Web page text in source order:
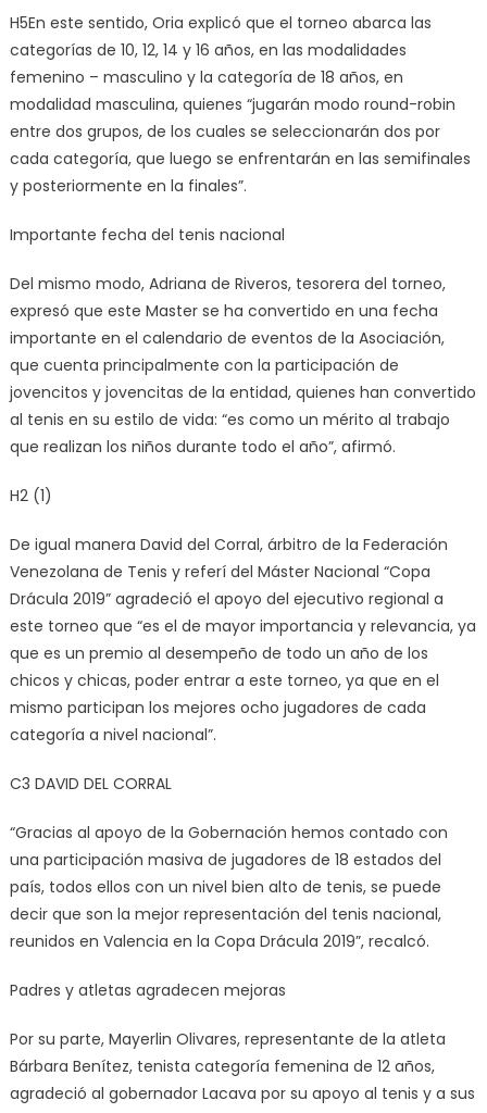
H5En este sentido, Oria explicó que el torneo abarca las
categorías de 10, 12, 14 y 16 años, en las modalidades
femenino – masculino y la categoría de 18 años, en
modalidad masculina, quienes “jugarán modo round-robin
entre dos grupos, de los cuales se seleccionarán dos por
cada categoría, que luego se enfrentarán en las semifinales
y posteriormente en la finales”.
Importante fecha del tenis nacional
Del mismo modo, Adriana de Riveros, tesorera del torneo,
expresó que este Master se ha convertido en una fecha
importante en el calendario de eventos de la Asociación,
que cuenta principalmente con la participación de
jovencitos y jovencitas de la entidad, quienes han convertido
al tenis en su estilo de vida: “es como un mérito al trabajo
que realizan los niños durante todo el año”, afirmó.
H2 (1)
De igual manera David del Corral, árbitro de la Federación
Venezolana de Tenis y referí del Máster Nacional “Copa
Drácula 2019” agradeció el apoyo del ejecutivo regional a
este torneo que “es el de mayor importancia y relevancia, ya
que es un premio al desempeño de todo un año de los
chicos y chicas, poder entrar a este torneo, ya que en el
mismo participan los mejores ocho jugadores de cada
categoría a nivel nacional”.
C3 DAVID DEL CORRAL
“Gracias al apoyo de la Gobernación hemos contado con
una participación masiva de jugadores de 18 estados del
país, todos ellos con un nivel bien alto de tenis, se puede
decir que son la mejor representación del tenis nacional,
reunidos en Valencia en la Copa Drácula 2019”, recalcó.
Padres y atletas agradecen mejoras
Por su parte, Mayerlin Olivares, representante de la atleta
Bárbara Benítez, tenista categoría femenina de 12 años,
agradeció al gobernador Lacava por su apoyo al tenis y a sus